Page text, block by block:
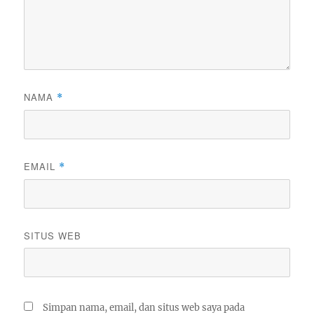
NAMA *
EMAIL *
SITUS WEB
Simpan nama, email, dan situs web saya pada